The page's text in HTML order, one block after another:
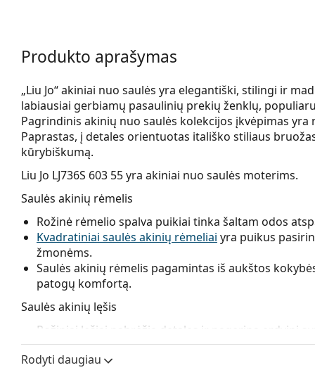
Produkto aprašymas
„Liu Jo“ akiniai nuo saulės yra elegantiški, stilingi ir
labiausiai gerbiamų pasaulinių prekių ženklų,
Pagrindinis akinių nuo saulės kolekcijos įkvėpimas
Paprastas, į detales orientuotas itališko stiliaus
kūrybiškumą.
Liu Jo LJ736S 603 55yra akiniai nuo saulės moterims.
Saulės akinių rėmelis
Rožinė rėmelio spalva puikiai tinka šaltam odos
Kvadratiniai saulės akinių rėmeliai yra puikus
žmonėms.
Saulės akinių rėmelis pagamintas iš aukštos
patogų komfortą.
Saulės akinių lęšis
Rožiniai lęšiai pabrėžia detales ir pagerina erdvinį
Šie akiniai nuo saulės turigradientinius lęšius, kurie
dalis yra šviesiausia. Tamsiausia spalva viršuje
Rodyti daugiau